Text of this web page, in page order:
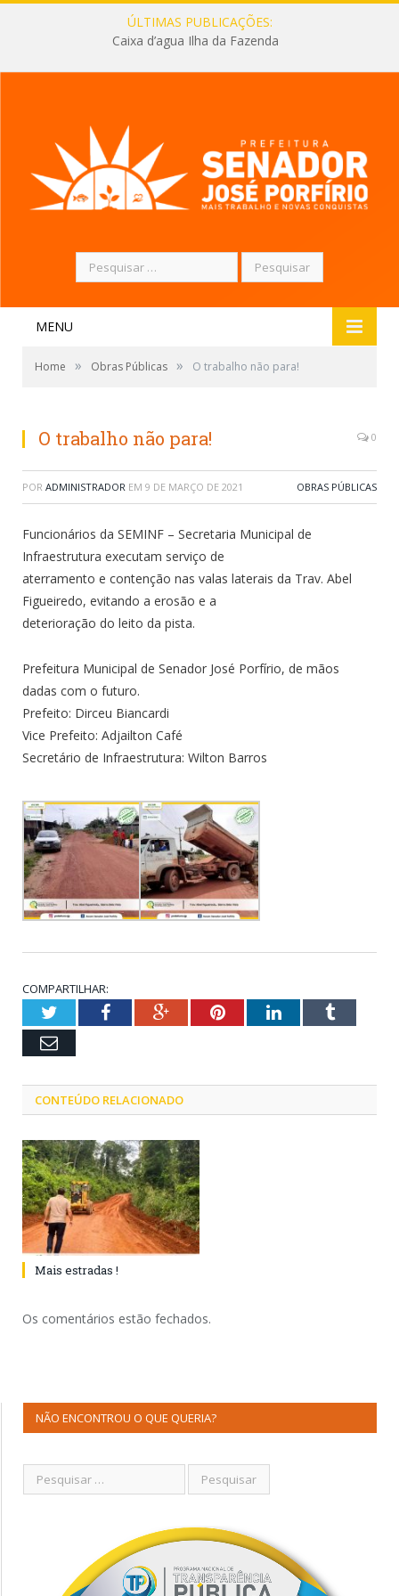
ÚLTIMAS PUBLICAÇÕES:
Caixa d’agua Ilha da Fazenda
Pesquisar
por:
MENU
Home » Obras Públicas » O trabalho não para!
O trabalho não para! 0
POR ADMINISTRADOR EM 9 DE MARÇO DE 2021 OBRAS PÚBLICAS
Funcionários da SEMINF – Secretaria Municipal de
Infraestrutura executam serviço de
aterramento e contenção nas valas laterais da Trav. Abel
Figueiredo, evitando a erosão e a
deterioração do leito da pista.
Prefeitura Municipal de Senador José Porfírio, de mãos
dadas com o futuro.
Prefeito: Dirceu Biancardi
Vice Prefeito: Adjailton Café
Secretário de Infraestrutura: Wilton Barros
COMPARTILHAR:
TwitterFacebookGoogle+PinterestLinkedInTumblr
Email
CONTEÚDO RELACIONADO
Mais estradas !
Os comentários estão fechados.
NÃO ENCONTROU O QUE QUERIA?